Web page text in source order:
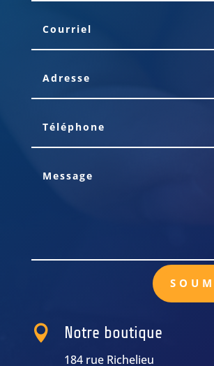
 Notre boutique
184 rue Richelieu